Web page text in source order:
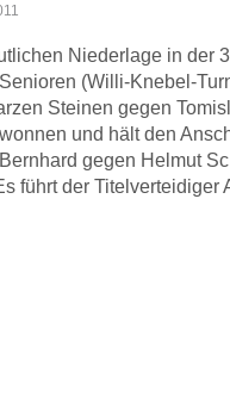
Niederlage in der
(Willi-Knebel-
Steinen gegen
und hält den
gegen Helmut
führt der Titelverteidiger